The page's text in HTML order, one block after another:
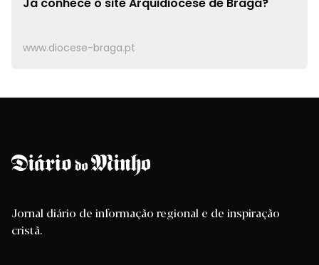
www.diocese-braga.pt
Jornal diário de informação regional e de inspiração
cristã.